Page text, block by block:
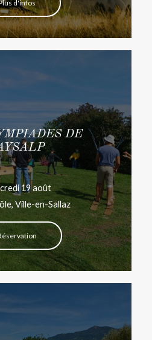
d'infos
DE
19 août
Ville-en-Sallaz